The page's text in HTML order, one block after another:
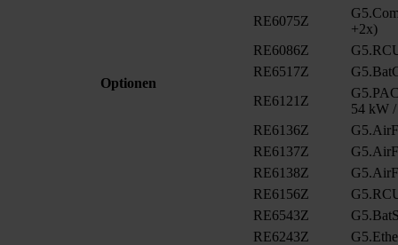
Optionen
RE6075Z
+2x)
RE6086Z
RE6517Z
RE6121Z
54 kW
RE6136Z
RE6137Z
RE6138Z
RE6156Z
RE6543Z
RE6243Z